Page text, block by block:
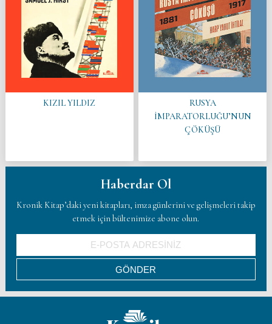
KIZIL YILDIZ
RUSYA
İMPARATORLUĞU’NUN
ÇÖKÜŞÜ
Haberdar Ol
Kronik Kitap’daki yeni kitapları, imza günlerini ve gelişmeleri takip
etmek için bültenimize abone olun.